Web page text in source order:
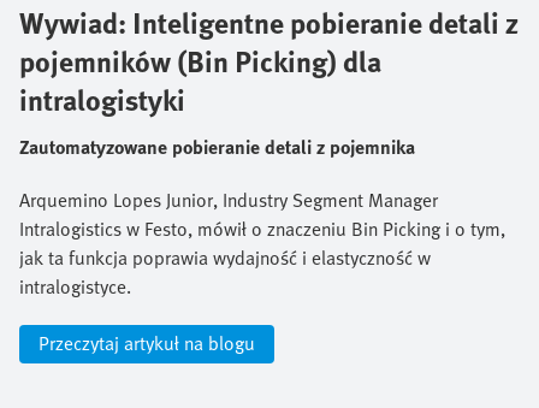
Wywiad: Inteligentne pobieranie detali z
pojemników (Bin Picking) dla
intralogistyki
Zautomatyzowane pobieranie detali z pojemnika
Arquemino Lopes Junior, Industry Segment Manager
Intralogistics w Festo, mówił o znaczeniu Bin Picking i o tym,
jak ta funkcja poprawia wydajność i elastyczność w
intralogistyce.
Przeczytaj artykuł na blogu